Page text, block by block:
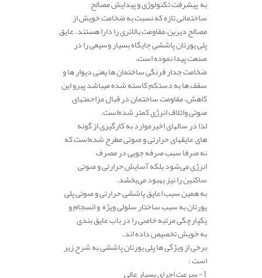
به پیشرفت تکنولوژی و پیدایش مصالح
ساختمانی تازه که نسبت به ضخامت خویش از
مصالح دیرین،مقاومت بالاتری را دارا ‌هستند. عایق
پلی یورتان پاششی جایگاه بسیار وسیعی را در
صنعت پیدا نموده است.
ضخامت جدار فرنگی ساختمان ها یعنی دیوار ها و
سقف ها به دستکم کاسته شده میباشد پیرو این
کاهش، مقاومت ساختمان در قبال مزاحمتهای
صوتی واتلاف انرژی کمتر شده‌است.
لذا در سالهای اخیرموارد به کارگیری از گونه
های عایقهای حرارتی و صوتی مطرح شد‌ه‌است که
نه صرفا سبب صرفه جویی در مصرف
انرژی می‌شود بلکه آسایش حرارتی و صوتی
ساکنین را نیز بهبود می‌بخشد.
به همین سبب اعایق پاششی حرارتی و صوتی پلی
یورتان به سبب ساختار سلولی ویژه و انسجام و
یکپارچگی مرتبه خاصی را در باب عایق بندی
به خویش تخصیص داده اند.
برخی از ویژگی ها پلی یورتان پاششی به شرح زیر
است :
1- سرعت اجرای بسیار عالی